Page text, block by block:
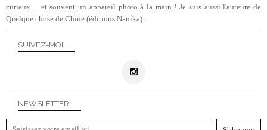
NEWSLETTER
SUIVEZ-MOI
curieux… et souvent un appareil photo à la main ! Je suis aussi l'auteure de
Quelque chose de Chine (éditions Nanika).